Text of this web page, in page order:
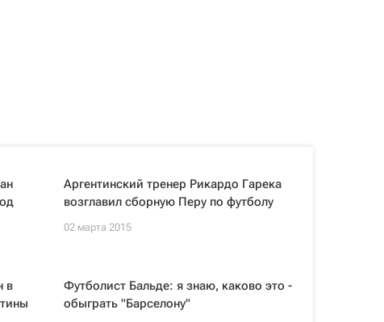
Аргентинский тренер Рикардо Гарека
возглавил сборную Перу по футболу
02 марта 2015
в
Футболист Бальде: я знаю, каково это -
обыграть "Барселону"